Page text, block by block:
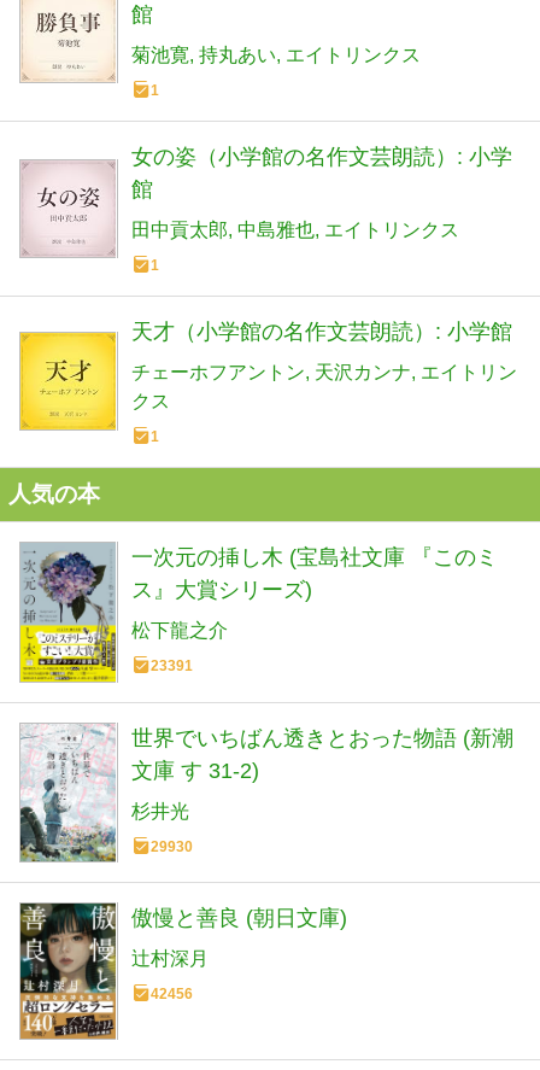
館
菊池寛 持丸あい エイトリンクス
1
女の姿（小学館の名作文芸朗読）: 小学
館
田中貢太郎 中島雅也 エイトリンクス
1
天才（小学館の名作文芸朗読）: 小学館
チェーホフアントン 天沢カンナ エイトリン
クス
1
人気の本
一次元の挿し木 (宝島社文庫 『このミ
ス』大賞シリーズ)
松下龍之介
23391
世界でいちばん透きとおった物語 (新潮
文庫 す 31-2)
杉井光
29930
傲慢と善良 (朝日文庫)
辻村深月
42456